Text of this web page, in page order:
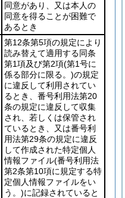
同意があり、又は本人の
同意を得ることが困難で
あるとき
第12条第5項の規定により
読み替えて適用する同条
第1項及び第2項(第1号に
係る部分に限る。)の規定
に違反して利用されてい
るとき、番号利用法第20
条の規定に違反して収集
され、若しくは保管され
ているとき、又は番号利
用法第29条の規定に違反
して作成された特定個人
情報ファイル(番号利用法
第2条第10項に規定する特
定個人情報ファイルをい
う。)に記録されていると